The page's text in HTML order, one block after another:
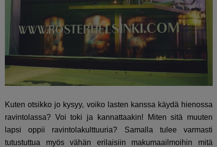
Kuten otsikko jo kysyy, voiko lasten kanssa käydä hienossa
ravintolassa? Voi toki ja kannattaakin! Miten sitä muuten
lapsi oppii ravintolakulttuuria? Samalla tulee varmasti
tutustuttua myös vähän erilaisiin makumaailmoihin mitä